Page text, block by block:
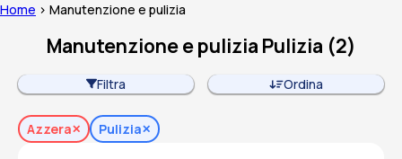
Home > Manutenzione e pulizia
Manutenzione e pulizia Pulizia (2)
Filtra Ordina
Azzera Pulizia